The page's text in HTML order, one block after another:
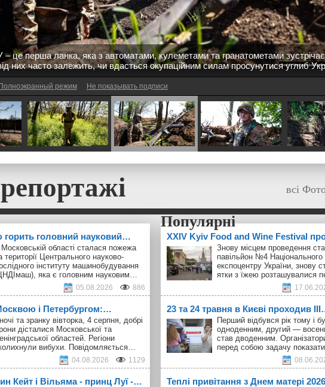
– це перша ланка, яка з автоматами, кулеметами та гранатометами зустрічає
них часто залежить, чи вдасться окупаційним силам просунутися углиб
Полноэкранный режим Не показывать подписи
всі
головний науковий…
області сталася пожежа
території Центрального науково-
інституту машинобудування
яка є головним науковим…
05.08.2026 886
і Петербургом:…
та зранку вівторка, 4 серпня, добрі
дісталися Московської та
областей. Регіони
вибухи. Повідомляється…
04.08.2026 1129
Кейт і Вільяма - принц Луї -…
ХXІV Kyiv Food and Wine Festival
Знову місцем проведення
павільйон №4 Національного
експоцентру України, знову
ятки з їжею розташувалися
23 та 24 травня в Києві проходив
Перший відбувся рік тому і
одноденним, другий —
став дводенним.
перед собою задачу
Теплі привітання з Днем матері